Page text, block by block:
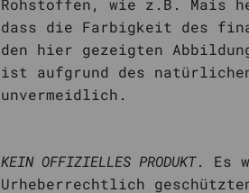
Rohstoffen, wie z.B. Mais
dass die Farbigkeit des
den hier gezeigten
ist aufgrund des
unvermeidlich.
KEIN OFFIZIELLES PRODUKT. Es
Urheberrechtlich